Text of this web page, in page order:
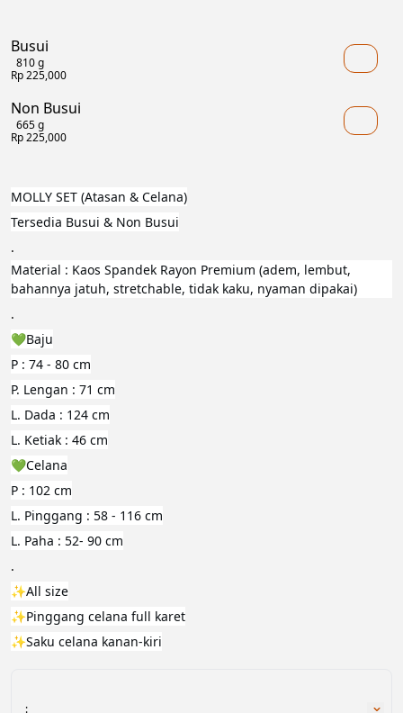
Busui
810 g
Rp 225,000
Non Busui
665 g
Rp 225,000
MOLLY SET (Atasan & Celana)
Tersedia Busui & Non Busui
.
Material : Kaos Spandek Rayon Premium (adem, lembut,
bahannya jatuh, stretchable, tidak kaku, nyaman dipakai)
.
💚Baju
P : 74 - 80 cm
P. Lengan : 71 cm
L. Dada : 124 cm
L. Ketiak : 46 cm
💚Celana
P : 102 cm
L. Pinggang : 58 - 116 cm
L. Paha : 52- 90 cm
.
✨All size
✨Pinggang celana full karet
✨Saku celana kanan-kiri
: